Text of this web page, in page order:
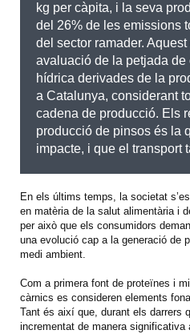
kg per càpita, i la seva
del 26% de les emissions
del sector ramader.
avaluació de la petjada de
hídrica derivades de la
a Catalunya, considerant
cadena de producció. Els
producció de pinsos és la
impacte, i que el transport
En els últims temps, la societat
en matèria de la salut alimentària i
per això que els consumidors
una evolució cap a la generació de
medi ambient.
Com a primera font de proteïnes i
càrnics es consideren elements
Tant és així que, durant els darrers
incrementat de manera